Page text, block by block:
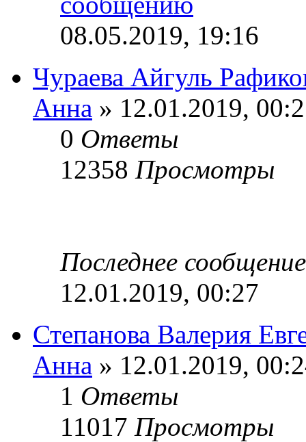
08.05.2019, 19:16
Чураева Айгуль
Анна » 12.01.2019,
0 Ответы
12358 Просмотры
Последнее
12.01.2019, 00:27
Степанова Валерия
Анна » 12.01.2019,
1 Ответы
11017 Просмотры